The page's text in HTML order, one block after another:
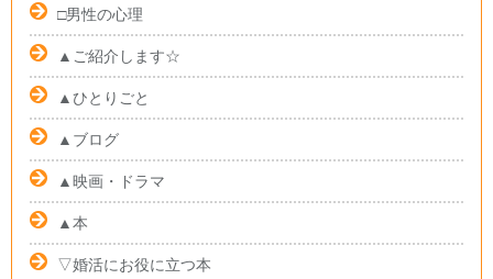
□男性の心理
▲ご紹介します☆
▲ひとりごと
▲ブログ
▲映画・ドラマ
▲本
▽婚活にお役に立つ本